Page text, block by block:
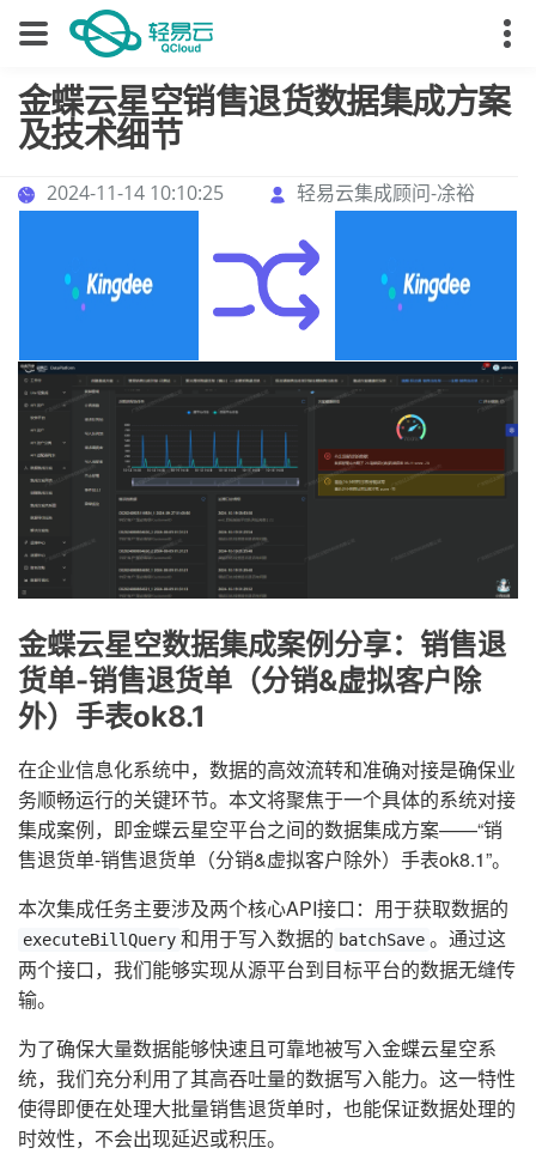
金蝶云星空销售退货数据集成方案
及技术细节
2024-11-14 10:10:25 轻易云集成顾问-凃裕
金蝶云星空数据集成案例分享：销售退
货单-销售退货单（分销&虚拟客户除
外）手表ok8.1
在企业信息化系统中，数据的高效流转和准确对接是确保业
务顺畅运行的关键环节。本文将聚焦于一个具体的系统对接
集成案例，即金蝶云星空平台之间的数据集成方案——“销
售退货单-销售退货单（分销&虚拟客户除外）手表ok8.1”。
本次集成任务主要涉及两个核心API接口：用于获取数据的
executeBillQuery 和用于写入数据的 batchSave 。通过这
两个接口，我们能够实现从源平台到目标平台的数据无缝传
输。
为了确保大量数据能够快速且可靠地被写入金蝶云星空系
统，我们充分利用了其高吞吐量的数据写入能力。这一特性
使得即便在处理大批量销售退货单时，也能保证数据处理的
时效性，不会出现延迟或积压。